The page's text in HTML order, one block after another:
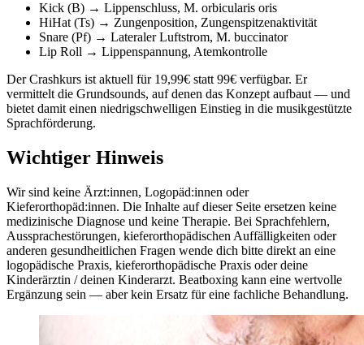
Kick (B) → Lippenschluss, M. orbicularis oris
HiHat (Ts) → Zungenposition, Zungenspitzenaktivität
Snare (Pf) → Lateraler Luftstrom, M. buccinator
Lip Roll → Lippenspannung, Atemkontrolle
Der Crashkurs ist aktuell für 19,99€ statt 99€ verfügbar. Er
vermittelt die Grundsounds, auf denen das Konzept aufbaut — und
bietet damit einen niedrigschwelligen Einstieg in die musikgestützte
Sprachförderung.
Wichtiger Hinweis
Wir sind keine Ärzt:innen, Logopäd:innen oder
Kieferorthopäd:innen. Die Inhalte auf dieser Seite ersetzen keine
medizinische Diagnose und keine Therapie. Bei Sprachfehlern,
Aussprachestörungen, kieferorthopädischen Auffälligkeiten oder
anderen gesundheitlichen Fragen wende dich bitte direkt an eine
logopädische Praxis, kieferorthopädische Praxis oder deine
Kinderärztin / deinen Kinderarzt. Beatboxing kann eine wertvolle
Ergänzung sein — aber kein Ersatz für eine fachliche Behandlung.